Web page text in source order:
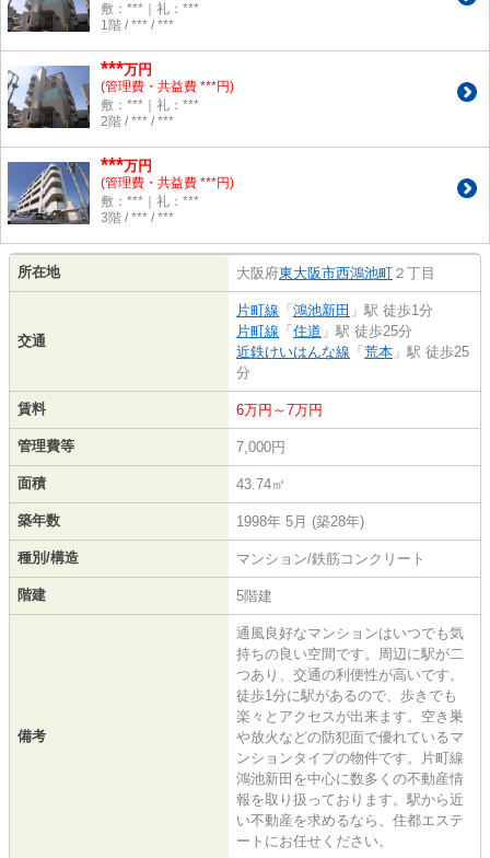
敷：***｜礼：***
1階 / *** / ***
***万円
(管理費・共益費 ***円)
敷：***｜礼：***
2階 / *** / ***
***万円
(管理費・共益費 ***円)
敷：***｜礼：***
3階 / *** / ***
所在地 大阪府東大阪市西鴻池町 ２丁目
交通
片町線 「 鴻池新田 」駅 徒歩1分
片町線 「 住道 」駅 徒歩25分
近鉄けいはんな線 「 荒本 」駅 徒歩25
分
賃料 6万円～7万円
管理費等 7,000円
面積 43.74㎡
築年数 1998年 5月 (築28年)
種別/構造 マンション/鉄筋コンクリート
階建 5階建
備考
通風良好なマンションはいつでも気
持ちの良い空間です。周辺に駅が二
つあり、交通の利便性が高いです。
徒歩1分に駅があるので、歩きでも
楽々とアクセスが出来ます。空き巣
や放火などの防犯面で優れているマ
ンションタイプの物件です。片町線
鴻池新田を中心に数多くの不動産情
報を取り扱っております。駅から近
い不動産を求めるなら、住都エステ
ートにお任せください。